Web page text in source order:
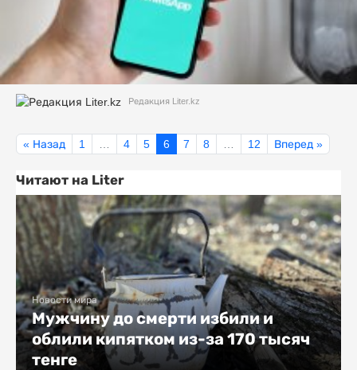
Редакция Liter.kz
« Назад 1 4 5 6 7 8 12 Вперед »
Читают на Liter
Новости мира
Мужчину до смерти избили и
облили кипятком из-за 170 тысяч
тенге